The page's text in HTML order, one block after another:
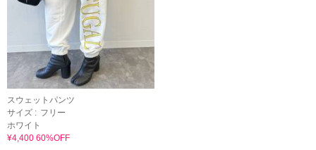
スウェットパンツ
サイズ : フリー
ホワイト
¥4,400 60%OFF